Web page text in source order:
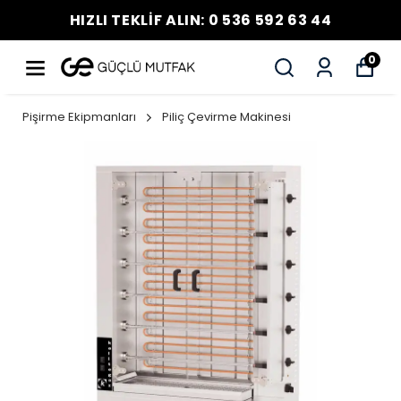
HIZLI TEKLİF ALIN: 0 536 592 63 44
0
Pişirme Ekipmanları Piliç Çevirme Makinesi